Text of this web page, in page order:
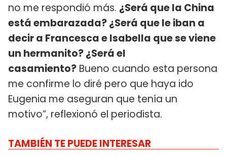
no me respondió más. ¿Será que la China
está embarazada? ¿Será que le iban a
decir a Francesca e Isabella que se viene
un hermanito? ¿Será el
casamiento? Bueno cuando esta persona
me confirme lo diré pero que haya ido
Eugenia me aseguran que tenía un
motivo”, reflexionó el periodista.
TAMBIÉN TE PUEDE INTERESAR